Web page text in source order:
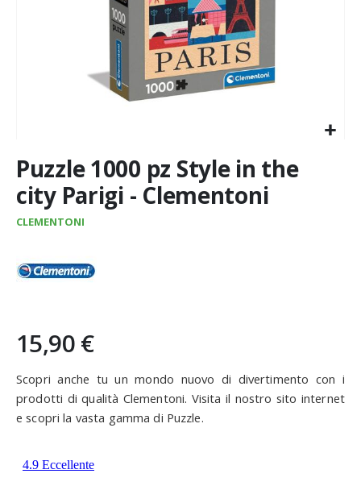
all'inizio
della
galleria
Puzzle 1000 pz Style in the
city Parigi - Clementoni
CLEMENTONI
15,90 €
Scopri anche tu un mondo nuovo di divertimento con i
prodotti di qualità Clementoni. Visita il nostro sito internet
e scopri la vasta gamma di Puzzle.